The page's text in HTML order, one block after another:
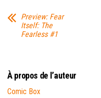
Preview: Fear
Itself: The
Fearless #1
À propos de l’auteur
Comic Box